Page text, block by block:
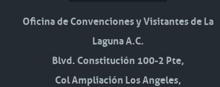
Oficina de Convenciones y Visitantes de La
Laguna A.C.
Blvd. Constitución 100-2 Pte,
Col Ampliación Los Angeles,